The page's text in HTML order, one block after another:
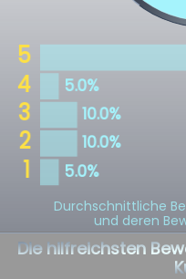
Durchschnittliche
und deren
Die hilfreichsten